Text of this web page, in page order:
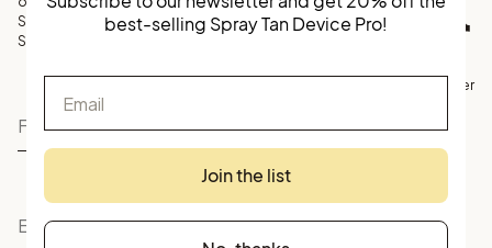
Skandinaviens bästsäljande
Spray Tan Device.
Personuppgifter
best-selling Spray Tan Device Pro!
Join the list